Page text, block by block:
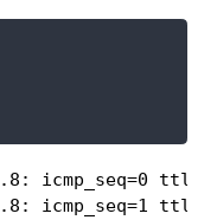
icmp_seq=0
icmp_seq=1